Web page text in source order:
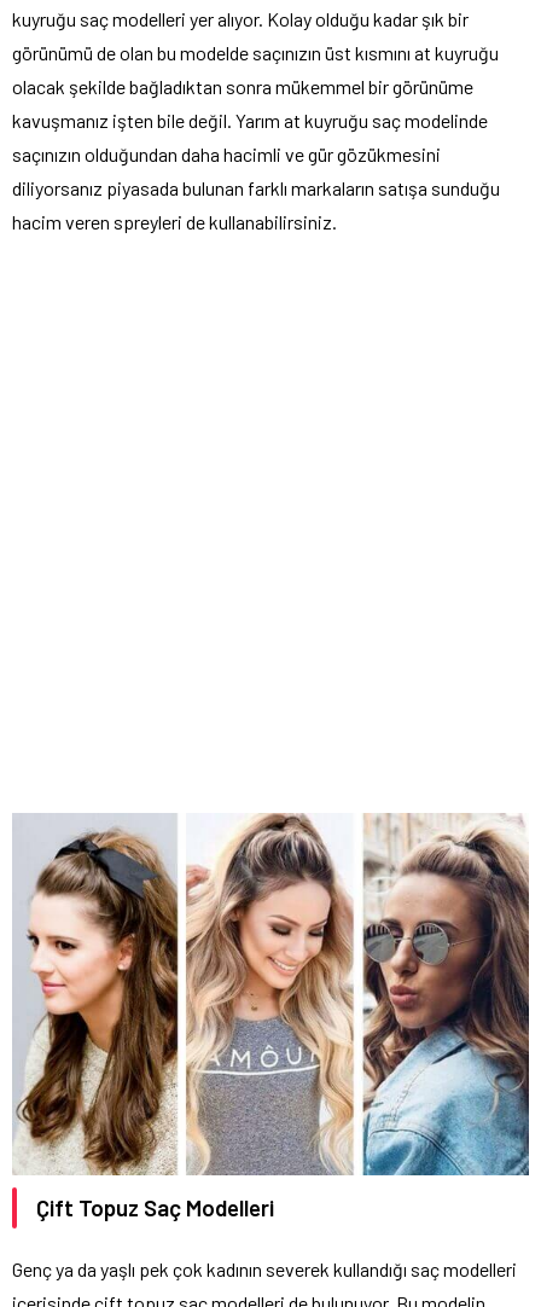
kuyruğu saç modelleri yer alıyor. Kolay olduğu kadar şık bir
görünümü de olan bu modelde saçınızın üst kısmını at kuyruğu
olacak şekilde bağladıktan sonra mükemmel bir görünüme
kavuşmanız işten bile değil. Yarım at kuyruğu saç modelinde
saçınızın olduğundan daha hacimli ve gür gözükmesini
diliyorsanız piyasada bulunan farklı markaların satışa sunduğu
hacim veren spreyleri de kullanabilirsiniz.
Çift Topuz Saç Modelleri
Genç ya da yaşlı pek çok kadının severek kullandığı saç modelleri